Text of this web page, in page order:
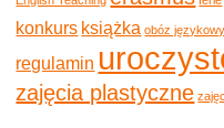
konkurs książka obóz językowy
regulamin
zajęcia plastyczne